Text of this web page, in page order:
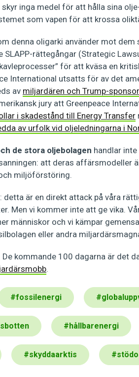
inga medel för att hålla sina
som vapen för att krossa
denna oligarki använder mot
SLAPP-rättegångar (Strategic
för att kväsa en
International utsatts för av det
av miljardären och Trump-
jury att Greenpeace
i skadestånd till Energy Transfer
av urfolk vid oljeledningarna i
de stora oljebolagen handlar
att deras affärsmodeller
miljöförstöring.
: detta är en direkt attack på våra
Men vi kommer inte att ge vika.
människor och vi kämpar
eller andra
De kommande 100 dagarna är det
.
#fossilenergi #
#hållbarenergi
#skyddaarktis #